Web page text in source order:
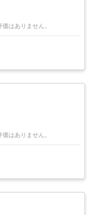
はありません。
はありません。